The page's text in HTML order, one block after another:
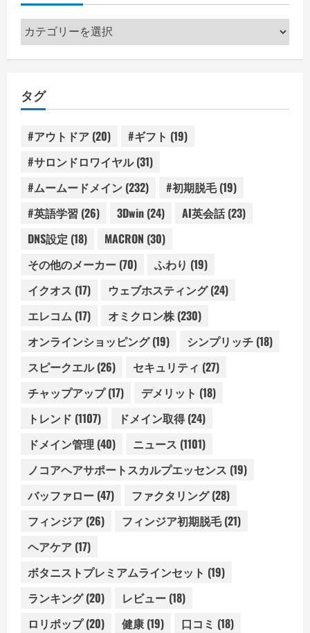
カ
テ
ー
タグ
#アウトドア (20) #ギフト (19)
#サロンドロワイヤル(31)
#ムームードメイン (232) #初期脱毛(19)
#英語学習 (26) 3Dwin (24) AI英会話(23)
DNS設定 (18) MACRON (30)
その他のメーカー (70) ふわり (19)
イクオス (17) ウェブホスティング(24)
エレコム (17) オミクロン株(230)
オンラインショッピング(19) シンプリッチ (18)
スピークエル(26) セキュリティ (27)
チャップアップ(17) デメリット (18)
トレンド (1107) ドメイン取得(24)
ドメイン管理 (40) ニュース (1101)
ノコアヘアサポートスカルプエッセンス (19)
バッファロー (47) ファクタリング(28)
フィンジア (26) フィンジア初期脱毛(21)
ヘアケア (17)
ボタニストプレミアムラインセット (19)
ランキング(20) レビュー (18)
ロリポップ(20) 健康 (19) 口コミ (18)